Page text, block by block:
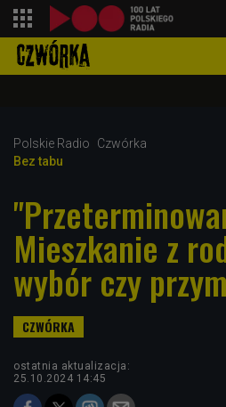
Polskie Radio
Czwórka
Bez tabu
Mieszkanie z
wybór czy
ostatnia aktualizacja:
25.10.2024 14:45